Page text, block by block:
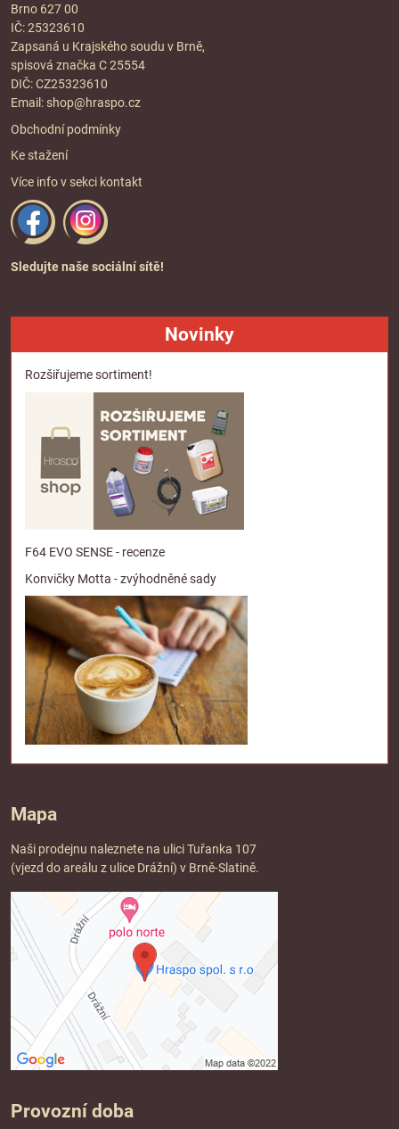
Brno 627 00
IČ: 25323610
Zapsaná u Krajského soudu v Brně,
spisová značka C 25554
DIČ: CZ25323610
Email: shop@hraspo.cz
Obchodní podmínky
Ke stažení
Více info v sekci kontakt
Sledujte naše sociální sítě!
Novinky
Rozšiřujeme sortiment!
F64 EVO SENSE - recenze
Konvičky Motta - zvýhodněné sady
Mapa
Naši prodejnu naleznete na ulici Tuřanka 107
(vjezd do areálu z ulice Drážní) v Brně-Slatině.
Provozní doba